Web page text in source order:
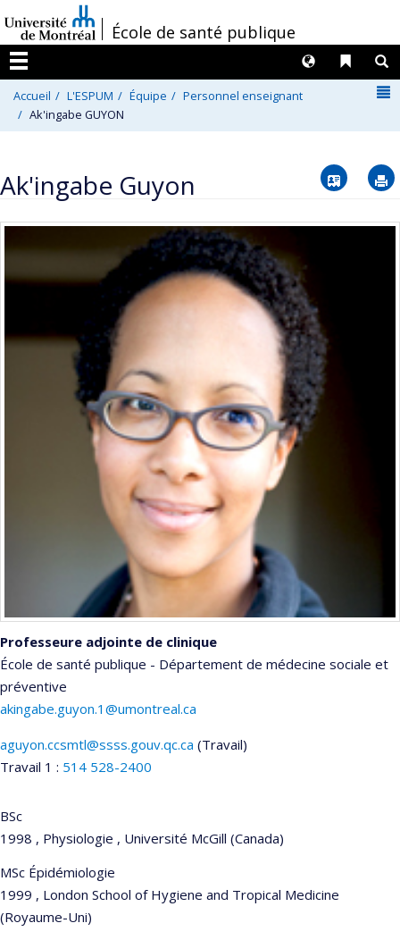
au
contenu
/École de santé publique
Menu
Liens
Langues
Accueil L'ESPUM Équipe
Personnel enseignant
Ak'ingabe GUYON
Ak'ingabe Guyon Vcard
Professeure adjointe de clinique
École de santé publique - Département de médecine sociale et
préventive
akingabe.guyon.1@umontreal.ca
Courriels
aguyon.ccsmtl@ssss.gouv.qc.ca (Travail)
Travail 1 : 514 528-2400
BSc
1998 , Physiologie , Université McGill (Canada)
MSc Épidémiologie
1999 , London School of Hygiene and Tropical Medicine
(Royaume-Uni)